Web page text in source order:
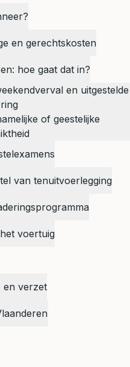
en gerechtskosten
hoe gaat dat in?
en uitgestelde
of geestelijke
van tenuitvoerlegging
voertuig
en verzet